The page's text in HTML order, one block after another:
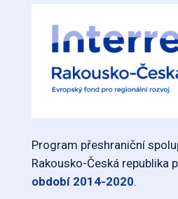
Program přeshraniční
Rakousko-Česká republika
období 2014-2020.